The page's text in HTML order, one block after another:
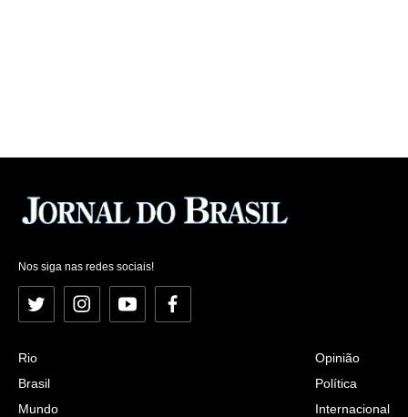
Nos siga nas redes sociais!
Twitter InstagramYouTubeFacebook
Rio
Brasil
Mundo
Opinião
Política
Internacional